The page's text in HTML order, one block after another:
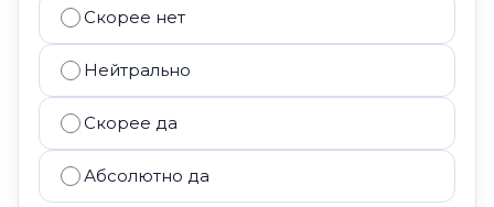
Скорее нет
Нейтрально
Скорее да
Абсолютно да